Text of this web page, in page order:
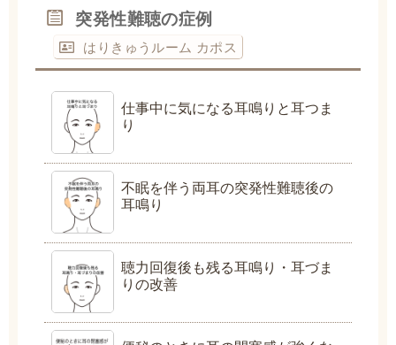
突発性難聴の症例
はりきゅうルーム カポス
仕事中に気になる耳鳴りと耳つま
り
不眠を伴う両耳の突発性難聴後の
耳鳴り
聴力回復後も残る耳鳴り・耳づま
りの改善